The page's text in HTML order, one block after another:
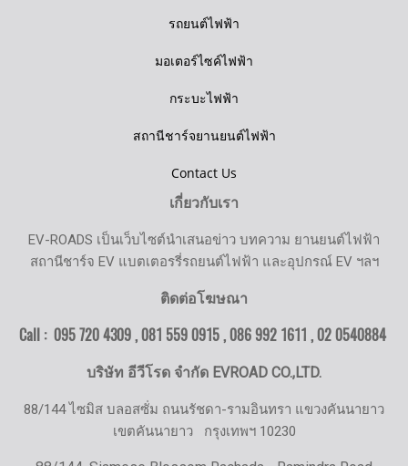
รถยนต์ไฟฟ้า
มอเตอร์ไซค์ไฟฟ้า
กระบะไฟฟ้า
สถานีชาร์จยานยนต์ไฟฟ้า
Contact Us
เกี่ยวกับเรา
EV-ROADS เป็นเว็บไซต์นำเสนอข่าว บทความ ยานยนต์ไฟฟ้า
สถานีชาร์จ EV แบตเตอรรี่รถยนต์ไฟฟ้า และอุปกรณ์ EV ฯลฯ
ติดต่อโฆษณา
Call : 095 720 4309 , 081 559 0915 , 086 992 1611 ,02 0540884
บริษัท อีวีโรด จำกัด EVROAD CO.,LTD.
88/144 ไซมิส บลอสซั่ม ถนนรัชดา-รามอินทรา แขวงคันนายาว
เขตคันนายาว กรุงเทพฯ 10230